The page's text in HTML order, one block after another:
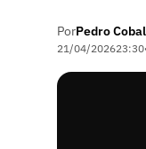
PorPedro
21/04/202623:30